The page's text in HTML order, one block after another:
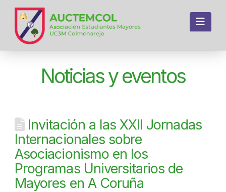
Noticias y eventos
Invitación a las XXII Jornadas
Internacionales sobre
Asociacionismo en los
Programas Universitarios de
Mayores en A Coruña